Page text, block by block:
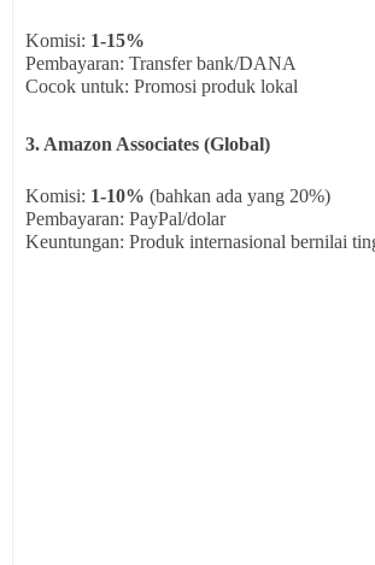
Komisi: 1-15%
Pembayaran: Transfer bank/DANA
Cocok untuk: Promosi produk lokal
3. Amazon Associates (Global)
Komisi: 1-10% (bahkan ada yang 20%)
Pembayaran: PayPal/dolar
Keuntungan: Produk internasional bernilai